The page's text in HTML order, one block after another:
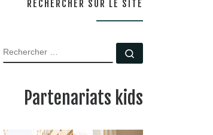
RECHERCHER SUR LE SITE
RECHERCHER
Partenariats kids